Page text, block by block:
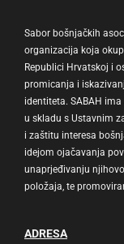
Sabor bošnjačkih
organizacija koja
Republici Hrvatskoj i
promicanja i
identiteta. SABAH
u skladu s Ustavnim
i zaštitu interesa
idejom ojačavanja
unaprjeđivanju
položaja, te
ADRESA